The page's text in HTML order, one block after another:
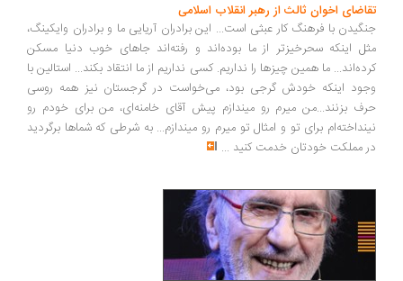
اخوان ثالث از رهبر انقلاب اسلامی
با فرهنگ کار عبثی است... این برادران آریایی ما و برادران وایکینگ،
اینکه سحرخیزتر از ما بوده‌اند و رفته‌اند جاهای خوب دنیا مسکن
ما همین چیزها را نداریم. کسی نداریم از ما انتقاد بکند... استالین با
اینکه خودش گرجی بود، می‌خواست در گرجستان نیز همه روسی
بزنند...من میرم رو میندازم پیش آقای خامنه‌ای، من برای خودم رو
برای تو و امثال تو میرم رو میندازم... به شرطی که شماها برگردید
مملکت خودتان خدمت کنید...